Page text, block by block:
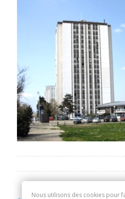
Nous utilisons des cookies pour